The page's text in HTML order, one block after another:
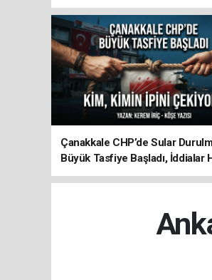
Çanakkale CHP’de Sular
Büyük Tasfiye Başladı, İddialar
Uçuşuyor